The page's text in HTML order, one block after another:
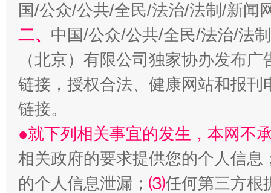
习近平的博鳌关键词
魏明
“刷贴”乱象丛生
生
国/公众/公共/全民/法治/法制/新闻
二、 中国/公众/公共/全民/法治/法
（北京）有限公司独家协办发布
链接，授权合法、健康网站和报
链接。
●就下列相关事宜的发生，本网不
相关政府的要求提供您的个人信息
的个人信息泄漏； ⑶任何第三方根